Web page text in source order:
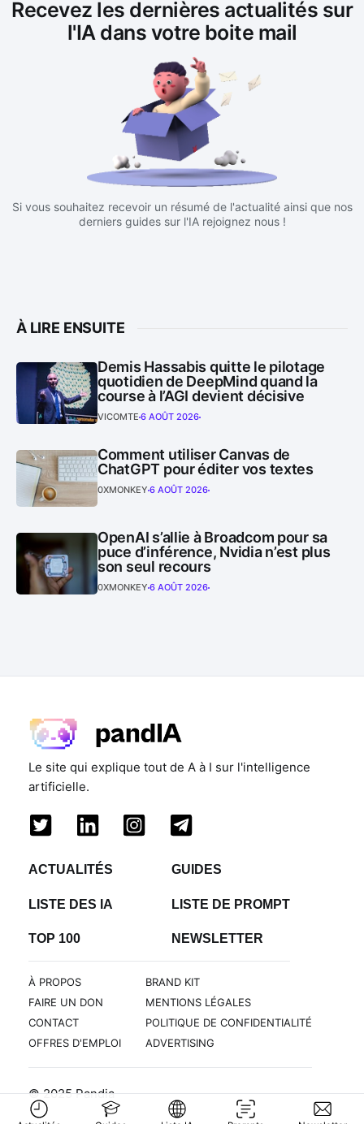
Recevez les dernières actualités sur
l'IA dans votre boite mail
Si vous souhaitez recevoir un résumé de l'actualité ainsi que nos
derniers guides sur l'IA rejoignez nous !
À LIRE ENSUITE
Demis Hassabis quitte le pilotage
quotidien de DeepMind quand la
course à l’AGI devient décisive
VICOMTE 6 AOÛT 2026
Comment utiliser Canvas de
ChatGPT pour éditer vos textes
0XMONKEY 6 AOÛT 2026
OpenAI s’allie à Broadcom pour sa
puce d’inférence, Nvidia n’est plus
son seul recours
0XMONKEY 6 AOÛT 2026
Le site qui explique tout de A à I sur l'intelligence
artificielle.
ACTUALITÉS GUIDES
LISTE DES IA LISTE DE PROMPT
TOP 100 NEWSLETTER
À PROPOS
FAIRE UN DON
CONTACT
OFFRES D'EMPLOI
BRAND KIT
MENTIONS LÉGALES
POLITIQUE DE CONFIDENTIALITÉ
ADVERTISING
© 2025 Pandia